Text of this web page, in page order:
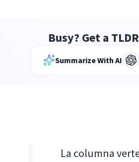
Busy? Get a
Summarize With AI
La columna